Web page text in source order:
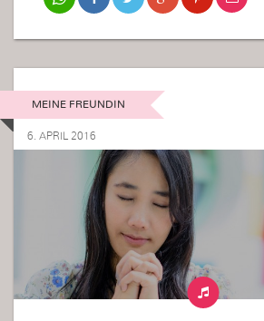
MEINE FREUNDIN
6. APRIL 2016